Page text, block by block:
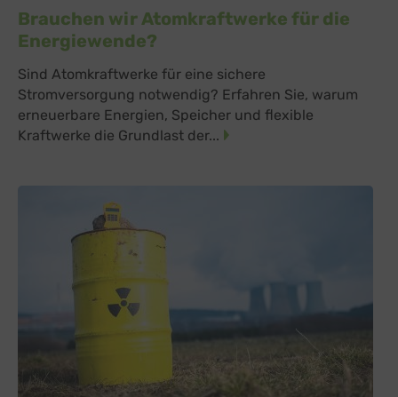
Brauchen wir Atomkraftwerke für die
Energiewende?
Sind Atomkraftwerke für eine sichere
Stromversorgung notwendig? Erfahren Sie, warum
erneuerbare Energien, Speicher und flexible
Kraftwerke die Grundlast der...